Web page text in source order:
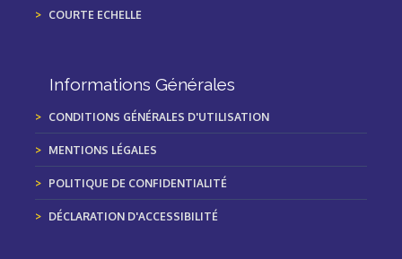
COURTE ECHELLE
Informations Générales
CONDITIONS GÉNÉRALES D'UTILISATION
MENTIONS LÉGALES
POLITIQUE DE CONFIDENTIALITÉ
DÉCLARATION D'ACCESSIBILITÉ